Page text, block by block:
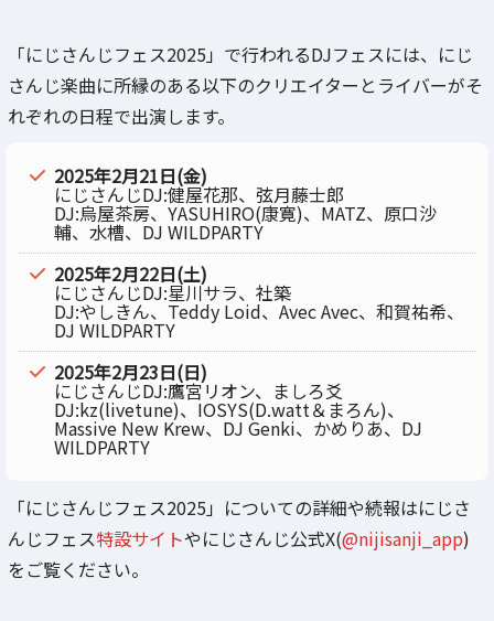
「にじさんじフェス2025」で行われるDJフェスには、にじ
さんじ楽曲に所縁のある以下のクリエイターとライバーがそ
れぞれの日程で出演します。
2025年2月21日(金)
にじさんじDJ:健屋花那、弦月藤士郎
DJ:烏屋茶房、YASUHIRO(康寛)、MATZ、原口沙
輔、水槽、DJ WILDPARTY
2025年2月22日(土)
にじさんじDJ:星川サラ、社築
DJ:やしきん、Teddy Loid、Avec Avec、和賀祐希、
DJ WILDPARTY
2025年2月23日(日)
にじさんじDJ:鷹宮リオン、ましろ爻
DJ:kz(livetune)、IOSYS(D.watt＆まろん)、
Massive New Krew、DJ Genki、かめりあ、DJ
WILDPARTY
「にじさんじフェス2025」についての詳細や続報はにじさ
んじフェス特設サイトやにじさんじ公式X(@nijisanji_app)
をご覧ください。